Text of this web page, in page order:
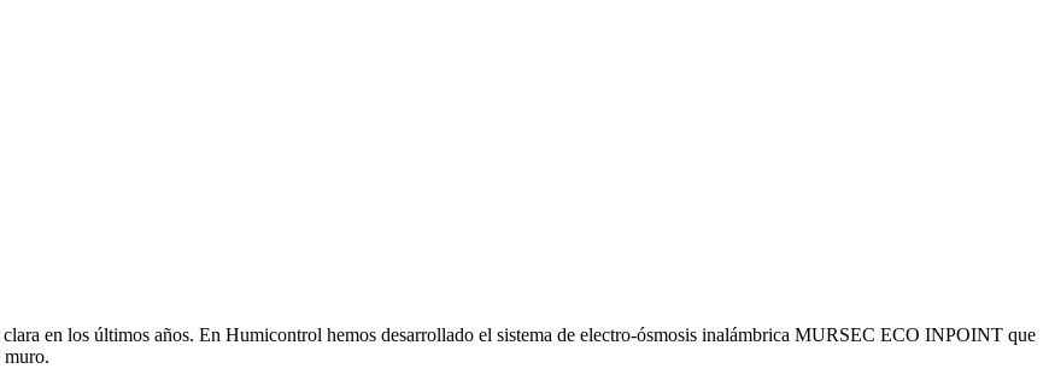
en los últimos años. En Humicontrol hemos desarrollado el sistema de electro-ósmosis inalámbrica MURSEC ECO INPOINT que
muro.